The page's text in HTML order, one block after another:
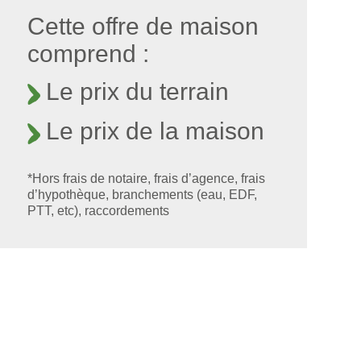
Cette offre de maison
comprend :
Le prix du terrain
Le prix de la maison
*Hors frais de notaire, frais d’agence, frais
d’hypothèque, branchements (eau, EDF,
PTT, etc), raccordements